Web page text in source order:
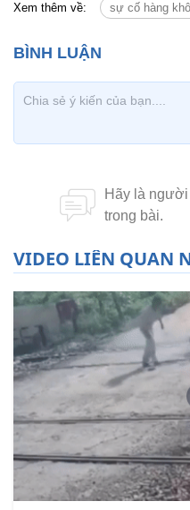
Xem thêm về: sự cố hàng
VIDEO LIÊN QUAN